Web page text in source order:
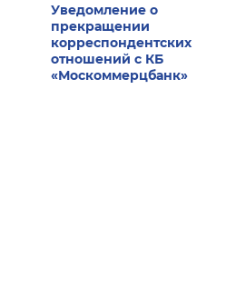
Уведомление о
прекращении
корреспондентских
отношений с КБ
«Москоммерцбанк»